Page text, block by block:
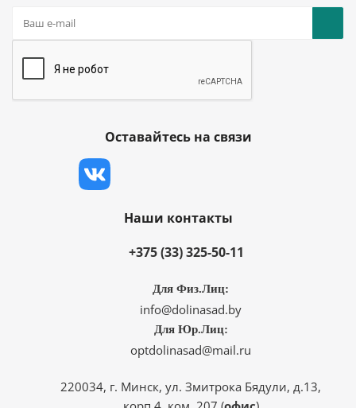
Оставайтесь на связи
Наши контакты
+375 (33) 325-50-11
Для Физ.Лиц:
info@dolinasad.by
Для Юр.Лиц:
optdolinasad@mail.ru
220034, г. Минск, ул. Змитрока Бядули, д.13,